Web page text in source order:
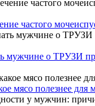
частого
мужчине о ТРУЗИ
мясо полезнее для